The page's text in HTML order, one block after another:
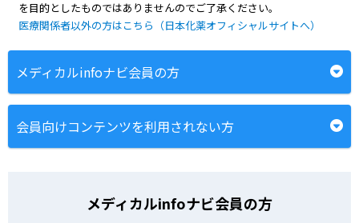
を目的としたものではありませんのでご了承ください。
医療関係者以外の方はこちら（日本化薬オフィシャルサイトへ）
メディカルinfoナビ会員の方
会員向けコンテンツを利用されない方
メディカルinfoナビ会員の方